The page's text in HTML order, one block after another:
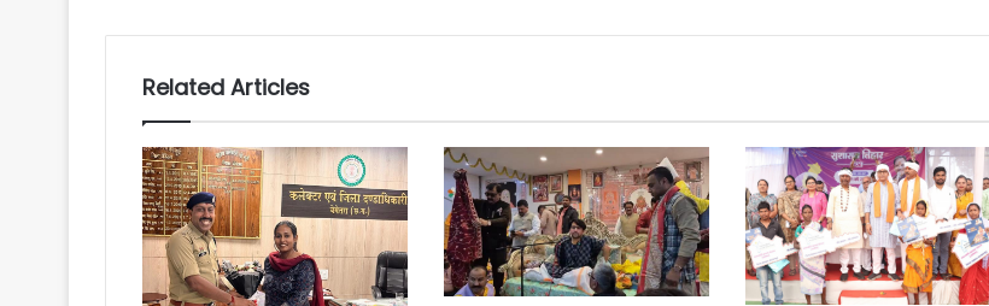
Related Articles